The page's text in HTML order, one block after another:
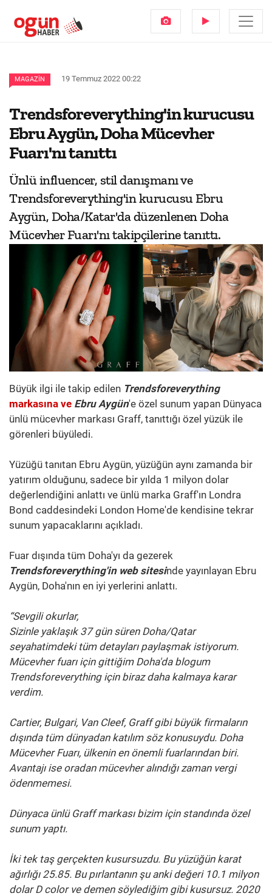
MAGAZIN 19 Temmuz 2022 00:22
Trendsforeverything'in kurucusu
Ebru Aygün, Doha Mücevher
Fuarı'nı tanıttı
Ünlü influencer, stil danışmanı ve
Trendsforeverything'in kurucusu Ebru
Aygün, Doha/Katar'da düzenlenen Doha
Mücevher Fuarı'nı takipçilerine tanıttı.
Büyük ilgi ile takip edilen Trendsforeverything
markasına ve Ebru Aygün'e özel sunum yapan Dünyaca
ünlü mücevher markası Graff, tanıttığı özel yüzük ile
görenleri büyüledi.
Yüzüğü tanıtan Ebru Aygün, yüzüğün aynı zamanda bir
yatırım olduğunu, sadece bir yılda 1 milyon dolar
değerlendiğini anlattı ve ünlü marka Graff'ın Londra
Bond caddesindeki London Home'de kendisine tekrar
sunum yapacaklarını açıkladı.
Fuar dışında tüm Doha'yı da gezerek
Trendsforeverything'in web sitesinde yayınlayan Ebru
Aygün, Doha'nın en iyi yerlerini anlattı.
“Sevgili okurlar,
Sizinle yaklaşık 37 gün süren Doha/Qatar
seyahatimdeki tüm detayları paylaşmak istiyorum.
Mücevher fuarı için gittiğim Doha'da blogum
Trendsforeverything için biraz daha kalmaya karar
verdim.
Cartier, Bulgari, Van Cleef, Graff gibi büyük firmaların
dışında tüm dünyadan katılım söz konusuydu. Doha
Mücevher Fuarı, ülkenin en önemli fuarlarından biri.
Avantajı ise oradan mücevher alındığı zaman vergi
ödenmemesi.
Dünyaca ünlü Graff markası bizim için standında özel
sunum yaptı.
İki tek taş gerçekten kusursuzdu. Bu yüzüğün karat
ağırlığı 25.85. Bu pırlantanın şu anki değeri 10.1 milyon
dolar D color ve demen söylediğim gibi kusursuz. 2020